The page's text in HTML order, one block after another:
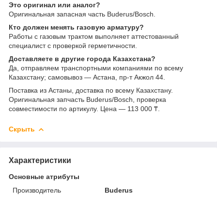
Это оригинал или аналог?
Оригинальная запасная часть Buderus/Bosch.
Кто должен менять газовую арматуру?
Работы с газовым трактом выполняет аттестованный
специалист с проверкой герметичности.
Доставляете в другие города Казахстана?
Да, отправляем транспортными компаниями по всему
Казахстану; самовывоз — Астана, пр-т Акжол 44.
Поставка из Астаны, доставка по всему Казахстану.
Оригинальная запчасть Buderus/Bosch, проверка
совместимости по артикулу. Цена — 113 000 ₸.
Скрыть
Характеристики
Основные атрибуты
Производитель
Buderus